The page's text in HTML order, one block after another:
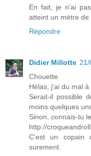
En fait, je n'ai
atteint un mètre de
Répondre
Didier Millotte 21/
Chouette.
Hélas, j'ai du mal à
Serait-il possible
moins quelques
Sinon, connais-tu
http://
C'est un copain
surement.